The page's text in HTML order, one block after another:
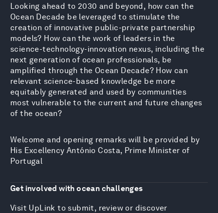
Looking ahead to 2030 and beyond, how can the
Ocean Decade be leveraged to stimulate the
creation of innovative public-private partnership
models? How can the work of leaders in the
science-technology-innovation nexus, including the
next generation of ocean professionals, be
amplified through the Ocean Decade? How can
relevant science-based knowledge be more
equitably generated and used by communities
most vulnerable to the current and future changes
of the ocean?
Welcome and opening remarks will be provided by
His Excellency António Costa, Prime Minister of
Portugal
Get involved with ocean challenges
Visit UpLink to submit, review or discover